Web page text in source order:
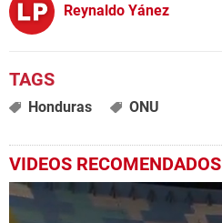
Reynaldo Yánez
Honduras ONU
VIDEOS RECOMENDADOS